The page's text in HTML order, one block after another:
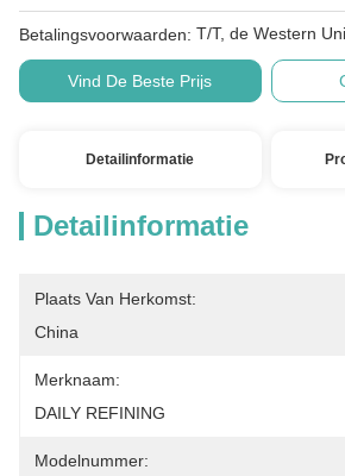
Betalingsvoorwaarden: T/T, de Western
Vind De Beste Prijs
Detailinformatie
Detailinformatie
Plaats Van Herkomst:
China
Merknaam:
DAILY REFINING
Modelnummer: